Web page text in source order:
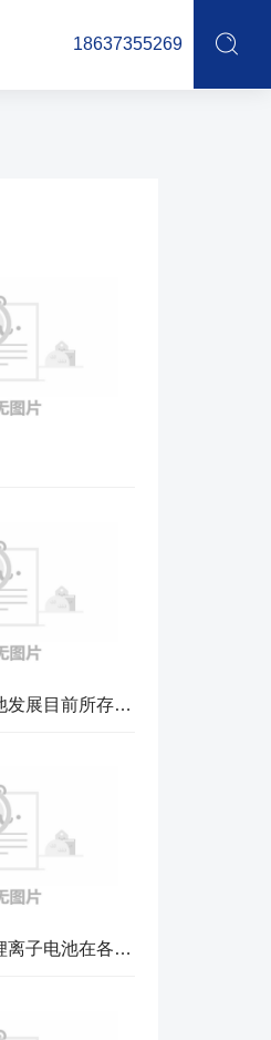
18637355269
浅析国内锂电池发展目前所存问题
黄世霖：推广锂离子电池在各领域广泛应用